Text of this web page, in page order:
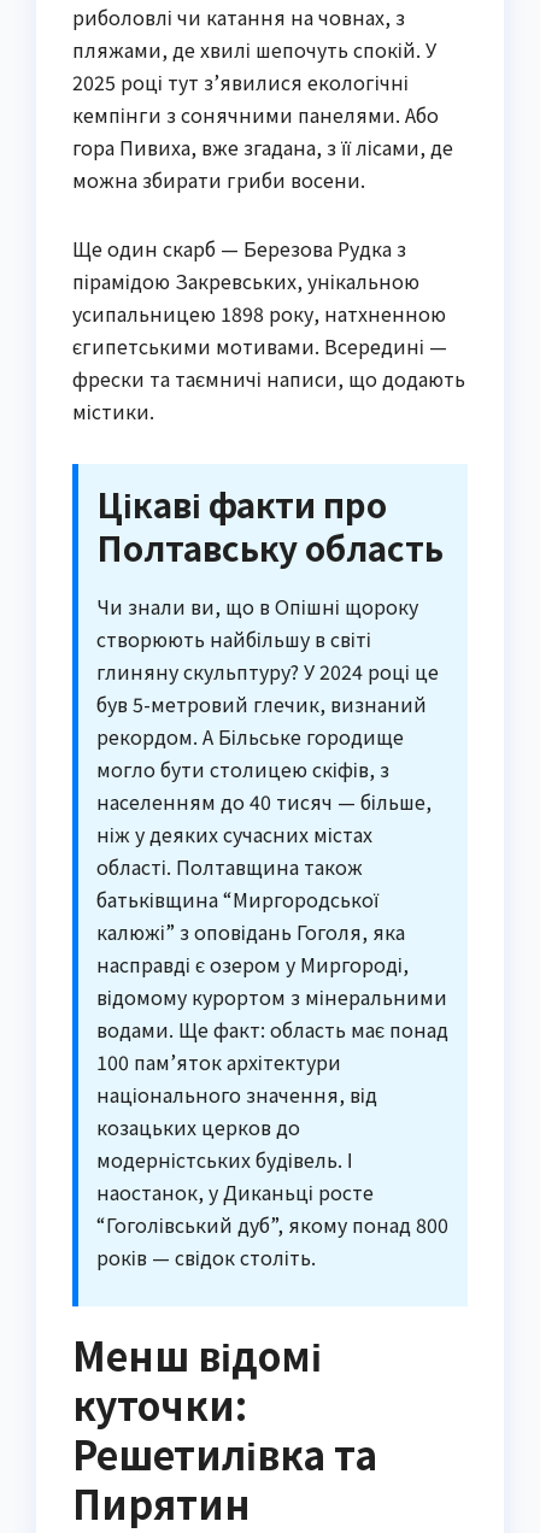
риболовлі чи катання на човнах, з
пляжами, де хвилі шепочуть спокій. У
2025 році тут з’явилися екологічні
кемпінги з сонячними панелями. Або
гора Пивиха, вже згадана, з її лісами, де
можна збирати гриби восени.
Ще один скарб — Березова Рудка з
пірамідою Закревських, унікальною
усипальницею 1898 року, натхненною
єгипетськими мотивами. Всередині —
фрески та таємничі написи, що додають
містики.
Цікаві факти про
Полтавську область
Чи знали ви, що в Опішні щороку
створюють найбільшу в світі
глиняну скульптуру? У 2024 році це
був 5-метровий глечик, визнаний
рекордом. А Більське городище
могло бути столицею скіфів, з
населенням до 40 тисяч — більше,
ніж у деяких сучасних містах
області. Полтавщина також
батьківщина “Миргородської
калюжі” з оповідань Гоголя, яка
насправді є озером у Миргороді,
відомому курортом з мінеральними
водами. Ще факт: область має понад
100 пам’яток архітектури
національного значення, від
козацьких церков до
модерністських будівель. І
наостанок, у Диканьці росте
“Гоголівський дуб”, якому понад 800
років — свідок століть.
Менш відомі
куточки:
Решетилівка та
Пирятин